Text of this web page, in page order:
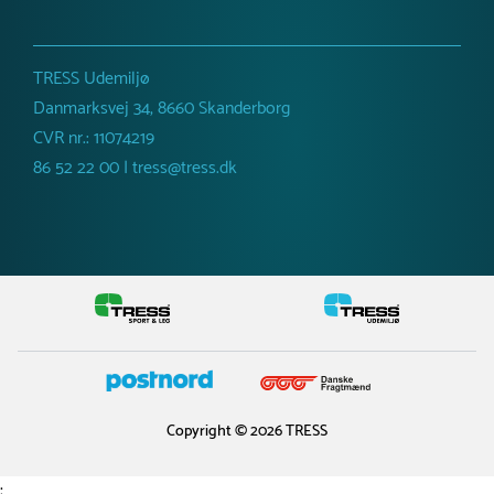
TRESS Udemiljø
Danmarksvej 34, 8660 Skanderborg
CVR nr.: 11074219
86 52 22 00 | tress@tress.dk
Copyright © 2026 TRESS